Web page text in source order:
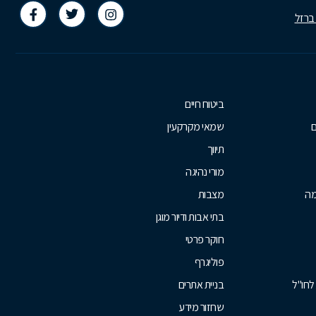
לחו"ל
ביטוח חיים
שמאי מקרקעין
תיווך
מורי נהיגה
מצבות
בתי אבות ודיור מוגן
חוקר פרטי
פוליגרף
בניית אתרים
שחזור מידע